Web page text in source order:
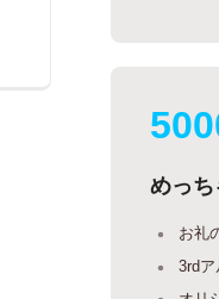
めっ
お礼
3rdア